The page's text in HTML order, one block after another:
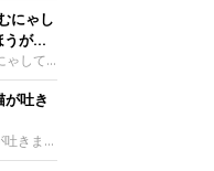
運動が
動くと
そうい
腹鳴が
てしま
者様の
いる
ご相談
ように
膀胱炎
ている
かかり
てくだ
系の疾
あれば
にゃし
がい
ゃして
いです
、口の
吐き気
多いで
内炎な
吐き
きま
が多い